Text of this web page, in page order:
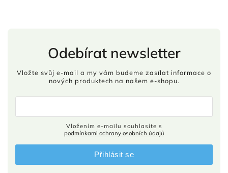
Odebírat newsletter
Vložte svůj e-mail a my vám budeme zasílat informace o
nových produktech na našem e-shopu.
podmínkami ochrany osobních údajů
Přihlásit se